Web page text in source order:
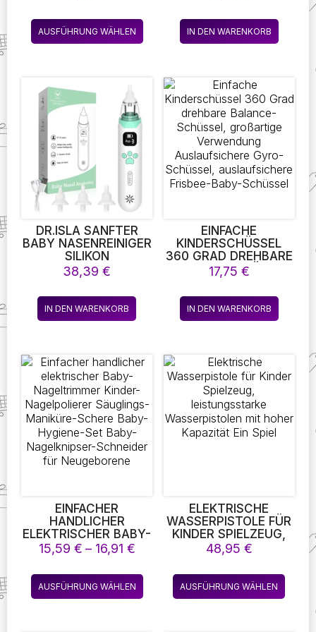
KINDER FÜTTERUNG
BPA FREI
WASSERDICHT
SILIKON BUNTE BABY
AUSFÜHRUNG WÄHLEN
Dieses
Produkt
Varianten
Optionen
können
RNAMENTE D
EKORATION MODELL E
DUCTIONAL TOYS 9
99PCS BUILDING B
ESCHENK
IN DEN WARENKORB
DR.ISLA SANFTER
BABY NASENREINIGER
SILIKON
EINSTELLBARE
ABSAUGUNG
ELEKTRISCHER
KINDER
NASENSAUGER
38,39€
IN DEN WARENKORB
EINFACHE
KINDERSCHÜSSEL
360 GRAD DREHBARE
BALANCE-SCHÜSSEL,
GROSSARTIGE V
ERWENDUNG A
USLAUFSICHERE G
YRO-SCHÜSSEL, A
CHÜSSEL
17,75 €
IN DEN WARENKORB
EINFACHER
HANDLICHER
ELEKTRISCHER BABY-
NAGELTRIMMER
KINDER-
NAGELPOLIERER
SÄUGLINGS-
MANIKÜRE-SCHERE
15,59 € – 16,91 €Preisspanne:
bis
16,91 €
AUSFÜHRUNG WÄHLEN
Dieses
Produkt
ELEKTRISCHE
WASSERPISTOLE FÜR
KINDER SPIELZEUG,
LEISTUNGSSTARKE
WASSERPISTOLEN
MIT HOHER
KAPAZITÄT EIN SPIEL
48,95 €
AUSFÜHRUNG WÄHLEN